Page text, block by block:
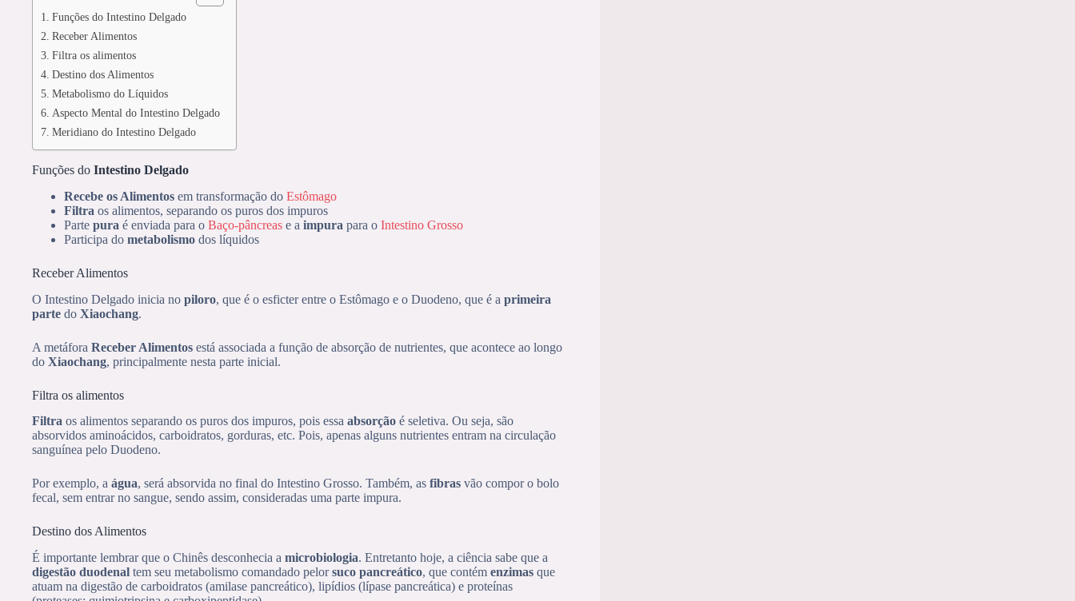
Funções do Intestino Delgado
Receber Alimentos
Filtra os alimentos
Destino dos Alimentos
Metabolismo do Líquidos
Aspecto Mental do Intestino Delgado
Meridiano do Intestino Delgado
Funções do Intestino Delgado
Recebe os Alimentos em transformação do Estômago
Filtra os alimentos, separando os puros dos impuros
Parte pura é enviada para o Baço-pâncreas e a impura para o Intestino Grosso
Participa do metabolismo dos líquidos
Receber Alimentos
O Intestino Delgado inicia no piloro, que é o esficter entre o Estômago e o Duodeno, que é a primeira
parte do Xiaochang.
A metáfora Receber Alimentos está associada a função de absorção de nutrientes, que acontece ao longo
do Xiaochang, principalmente nesta parte inicial.
Filtra os alimentos
Filtra os alimentos separando os puros dos impuros, pois essa absorção é seletiva. Ou seja, são
absorvidos aminoácidos, carboidratos, gorduras, etc. Pois, apenas alguns nutrientes entram na circulação
sanguínea pelo Duodeno.
Por exemplo, a água, será absorvida no final do Intestino Grosso. Também, as fibras vão compor o bolo
fecal, sem entrar no sangue, sendo assim, consideradas uma parte impura.
Destino dos Alimentos
É importante lembrar que o Chinês desconhecia a microbiologia. Entretanto hoje, a ciência sabe que a
digestão duodenal tem seu metabolismo comandado pelorsuco pancreático, que contém enzimas que
atuam na digestão de carboidratos (amilase pancreático), lipídios (lípase pancreática) e proteínas